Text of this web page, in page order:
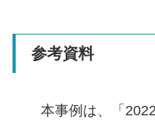
参考資料
本事例は、「